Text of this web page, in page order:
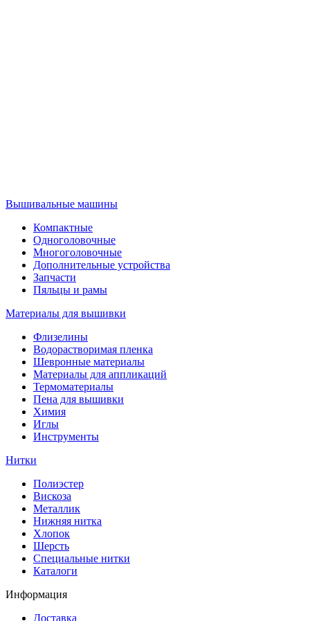
Вышивальные машины
Компактные
Одноголовочные
Многоголовочные
Дополнительные устройства
Запчасти
Пяльцы и рамы
Материалы для вышивки
Флизелины
Водорастворимая пленка
Шевронные материалы
Материалы для аппликаций
Термоматериалы
Пена для вышивки
Химия
Иглы
Инструменты
Нитки
Полиэстер
Вискоза
Металлик
Нижняя нитка
Хлопок
Шерсть
Специальные нитки
Каталоги
Информация
Доставка